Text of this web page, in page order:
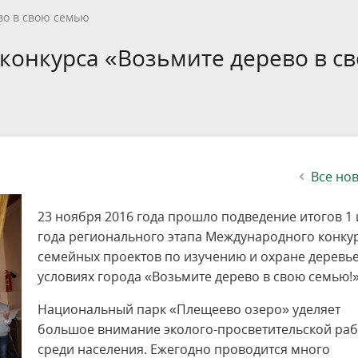
парка
после посещения
территории
карта
с бизнесом
карта
спонсоров
виды
в свою семью
«Возьмите дерево в
Все
23 ноября 2016 года прошло подведение итогов 1
года регионального этапа Международного
семейных проектов по изучению и охране
условиях города «Возьмите дерево в свою
Национальный парк «Плещеево озеро» уделяет
большое внимание эколого-просветительской
среди населения. Ежегодно проводится много